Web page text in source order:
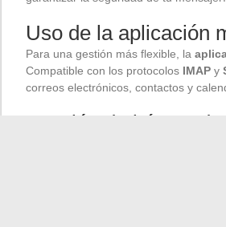
Uso de la aplicación
Para una gestión más flexible, la
Compatible con los protocolos IMAP y
correos electrónicos, contactos y
Función de búsqueda